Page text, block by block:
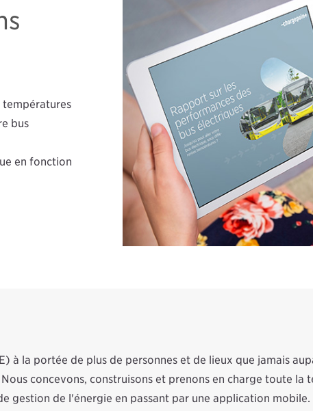
températures
bus
en fonction
à la portée de plus de personnes et de lieux que jamais
concevons, construisons et prenons en charge toute la
gestion de l'énergie en passant par une application